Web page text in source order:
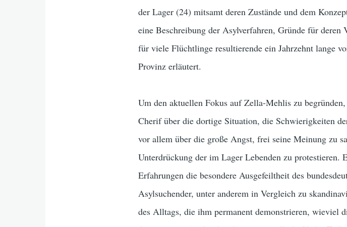
der Lager (24) mitsamt deren Zustände und dem
eine Beschreibung der Asylverfahren, Gründe für deren
für viele Flüchtlinge resultierende ein Jahrzehnt lange
Provinz erläutert.
Um den aktuellen Fokus auf Zella-Mehlis zu
Cherif über die dortige Situation, die Schwierigkeiten
vor allem über die große Angst, frei seine Meinung zu
Unterdrückung der im Lager Lebenden zu protestieren.
Erfahrungen die besondere Ausgefeiltheit des
Asylsuchender, unter anderem in Vergleich zu
des Alltags, die ihm permanent demonstrieren, wieviel